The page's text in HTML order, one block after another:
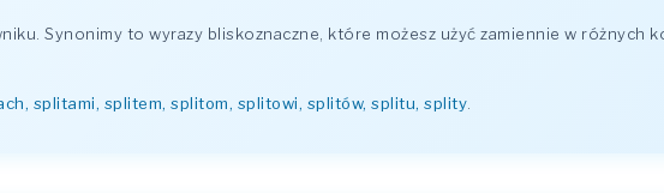
Synonimy to wyrazy bliskoznaczne, które możesz użyć zamiennie w różnych
splitami, splitem, splitom, splitowi, splitów, splitu, splity